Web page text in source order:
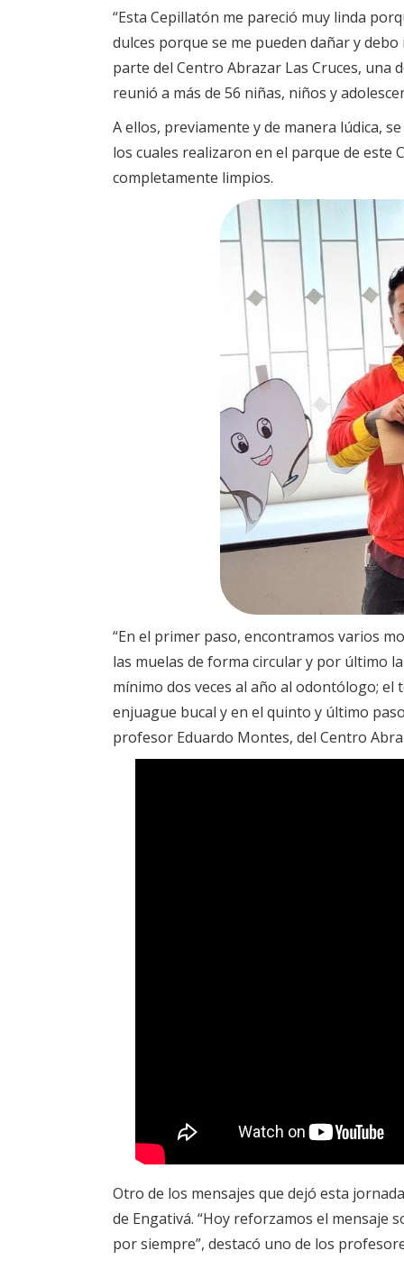
“Esta Cepillatón me pareció muy linda
dulces porque se me pueden dañar y
parte del Centro Abrazar Las Cruces, una
reunió a más de 56 niñas, niños y
A ellos, previamente y de manera lúdica,
los cuales realizaron en el parque de este
completamente limpios.
“En el primer paso, encontramos varios
las muelas de forma circular y por último
mínimo dos veces al año al odontólogo; el
enjuague bucal y en el quinto y último
profesor Eduardo Montes, del Centro
Otro de los mensajes que dejó esta
de Engativá. “Hoy reforzamos el mensaje
por siempre”, destacó uno de los